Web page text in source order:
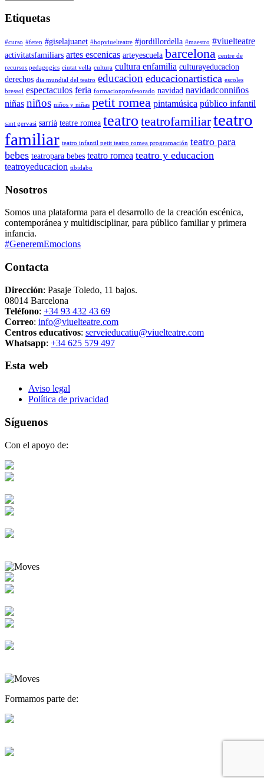
Etiquetas
#curso #feten #giselajuanet #hopviuelteatre #jordillordella #maestro #viuelteatre
activitatsfamiliars artes escenicas arteyescuela barcelona centre de
recursos pedagogics ciutat vella cultura cultura enfamilia culturayeducacion
derechos dia mundial del teatro educacion educacionartistica escoles
bressol espectaculos feria formacionprofesorado navidad navidadconniños
niñas niños niños y niñas petit romea pintamúsica público infantil
sant gervasi sarrià teatre romea teatro teatrofamiliarteatro
familiar teatro infantil petit teatro romea programación teatro para
bebes teatropara bebes teatro romea teatro y educacion
teatroyeducacion tibidabo
Nosotros
Somos una plataforma para el desarrollo de la creación escénica,
contemporánea y multidisciplinar, para público familiar y primera
infancia.
#GeneremEmocions
Contacta
Dirección: Pasaje Toledo, 11 bajos.
08014 Barcelona
Teléfono: +34 93 432 43 69
Correo: info@viuelteatre.com
Centros educativos: serveieducatiu@viuelteatre.com
Whatsapp: +34 625 579 497
Esta web
Aviso legal
Política de privacidad
Síguenos
Con el apoyo de:
Formamos parte de: